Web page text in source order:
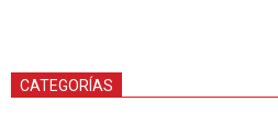
CATEGORÍAS